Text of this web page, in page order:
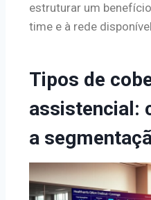
estruturar um
time e à rede
Tipos de
assistencial:
a